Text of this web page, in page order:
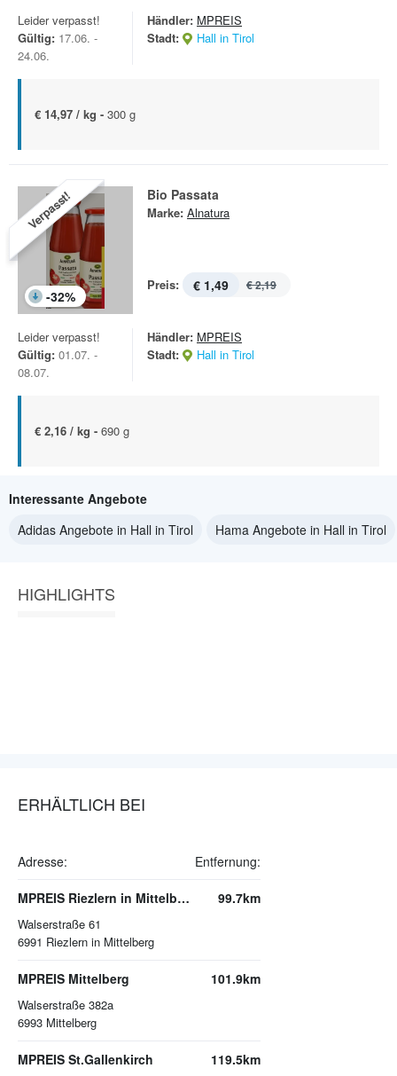
Leider verpasst!
Gültig: 17.06. -
24.06.
Händler: MPREIS
Stadt:
Hall in Tirol
€ 14,97 / kg - 300 g
Verpasst!
-32%
Bio Passata
Marke: Alnatura
Preis: € 1,49 € 2,19
Leider verpasst!
Gültig: 01.07. -
08.07.
Händler: MPREIS
Stadt:
Hall in Tirol
€ 2,16 / kg - 690 g
Interessante Angebote
Adidas Angebote in Hall in Tirol
Hama Angebote in Hall in Tirol
HIGHLIGHTS
ERHÄLTLICH BEI
Adresse: Entfernung:
MPREIS Riezlern in Mittelberg
Walserstraße 61
6991 Riezlern in Mittelberg
99.7km
MPREIS Mittelberg
Walserstraße 382a
6993 Mittelberg
101.9km
MPREIS St.Gallenkirch 119.5km